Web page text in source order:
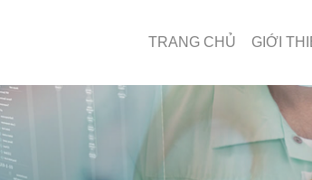
TRANG CHỦ GIỚI